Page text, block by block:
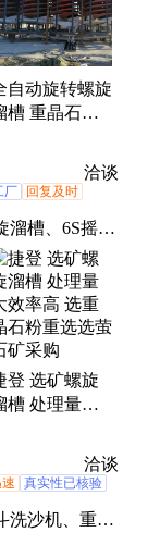
自动旋转螺旋
槽 重晶石电
洽谈
厂
回复及时
溜槽、6S摇
汰机、滚筒
、皮带输送
登 选矿螺旋
槽 处理量大
石粉重选选萤石
采购
洽谈
真实性已核验
洗沙机、重选
圆盘给料